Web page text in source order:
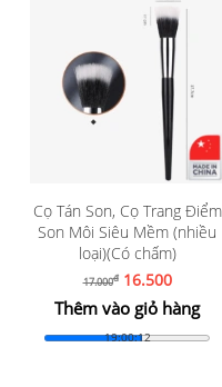
Bộ cọ trang điểm 14 cây
kèm bao da sang trọng
(Hộp nhựa, kính H)
44.000đ39.500
Thêm vào giỏ hàng
19:00:10